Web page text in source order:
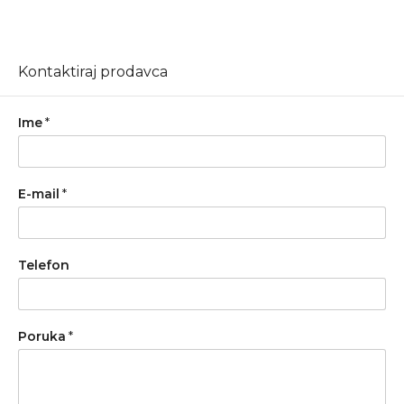
Kontaktiraj prodavca
Ime*
E-mail *
Telefon
Poruka *